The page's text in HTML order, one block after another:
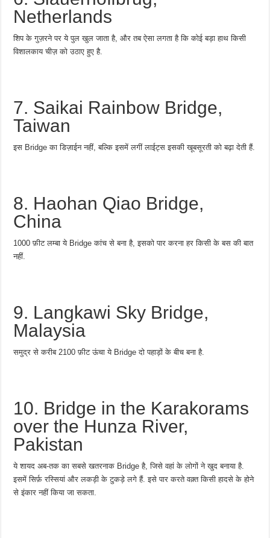
Netherlands
शिप के गुज़रने पर ये पुल खुल जाता है, और तब ऐसा लगता है कि कोई बड़ा हाथ किसी
विशालकाय चीज़ को उठाए हुए है.
7. Saikai Rainbow Bridge,
Taiwan
इस Bridge का डिज़ाईन नहीं, बल्कि इसमें लगीं लाईट्स इसकी खूबसूरती को बढ़ा देती हैं.
8. Haohan Qiao Bridge,
China
1000 फ़ीट लम्बा ये Bridge कांच से बना है, इसको पार करना हर किसी के बस की बात
नहीं.
9. Langkawi Sky Bridge,
Malaysia
समुद्र से करीब 2100 फ़ीट ऊंचा ये Bridge दो पहाड़ों के बीच बना है.
10. Bridge in the Karakorams
over the Hunza River,
Pakistan
ये शायद अब-तक का सबसे खतरनाक Bridge है, जिसे वहां के लोगों ने खुद बनाया है.
इसमें सिर्फ़ रस्सियां और लकड़ी के टुकड़े लगे हैं. इसे पार करते वक़्त किसी हादसे के होने
से इंकार नहीं किया जा सकता.